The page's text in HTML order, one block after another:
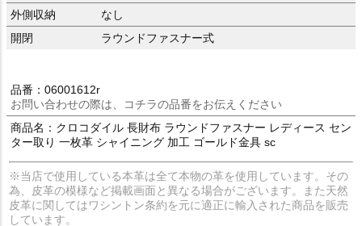
外側収納
なし
開閉
ラウンドファスナー式
品番：06001612r
お問い合わせの際は、コチラの品番をお伝えください
商品名：クロコダイル 長財布 ラウンドファスナー レディース セン
ター取り 一枚革 シャイニング 加工 ゴールド金具 sc
※当店で使用している本革は全て本物の革を使用しています。その
為、皮革の模様など掲載画面と異なる場合がございます。また天然
皮革に関してはワシントン条約を元に適正に輸入された商品を販売
しています。